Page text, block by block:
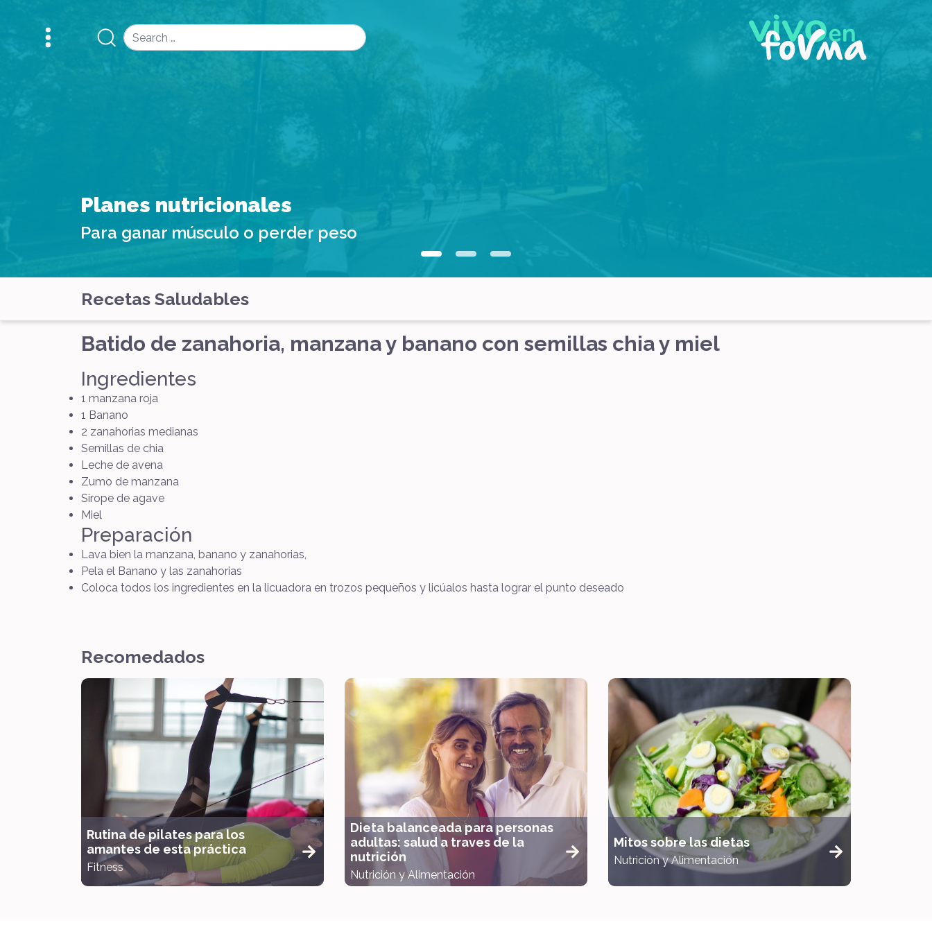
Search
Planes nutricionales
Para ganar músculo o perder peso
Recetas Saludables
Batido de zanahoria, manzana y banano con semillas chia y miel
Ingredientes
1 manzana roja
1 Banano
2 zanahorias medianas
Semillas de chia
Leche de avena
Zumo de manzana
Sirope de agave
Miel
Preparación
Lava bien la manzana, banano y zanahorias,
Pela el Banano y las zanahorias
Coloca todos los ingredientes en la licuadora en trozos pequeños y licúalos hasta lograr el punto deseado
Recomedados
Rutina de pilates para los
amantes de esta práctica
Fitness
Dieta balanceada para personas
adultas: salud a traves de la
nutrición
Nutrición y Alimentación
Mitos sobre las dietas
Nutrición y Alimentación